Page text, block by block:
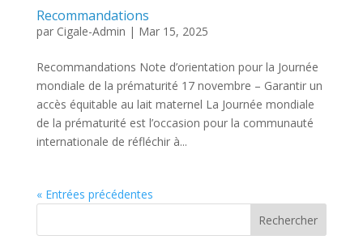
Recommandations
par Cigale-Admin | Mar 15, 2025
Recommandations Note d’orientation pour la Journée
mondiale de la prématurité 17 novembre – Garantir un
accès équitable au lait maternel La Journée mondiale
de la prématurité est l’occasion pour la communauté
internationale de réfléchir à...
« Entrées précédentes
Rechercher